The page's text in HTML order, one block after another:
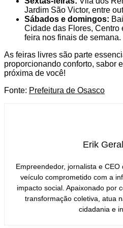
Jardim São Victor, entre
Sábados e domingos:
Cidade das Flores, Centro
feira nos finais de semana.
As feiras livres são parte
proporcionando conforto, sabor
próxima de você!
Fonte: Prefeitura de Osasco
Erik
Empreendedor, jornalista e
veículo comprometido com a
impacto social. Apaixonado por
transformação coletiva, atua
cidadania e